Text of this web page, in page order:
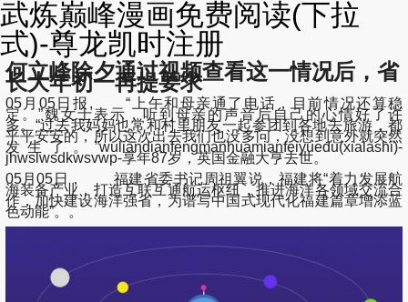
武炼巅峰漫画免费阅读(下拉
式)-尊龙凯时注册
何立峰除夕通过视频查看这一情况后，省
长大年初一再提要求
05月05日报, “上午和母亲通了电话，目前情况还算稳
定。”魏女士表示，听到母亲的声音后自己的心情好了许
多。“过去我妈妈也常和村里朋友一起参团到各地去旅游，都
平平安安的，所以这次出去我们也没多问，没想到意外就突然
发生了。”wuliandianfengmanhuamianfeiyuedu(xialashi)-
jhwslwsdkwsvwp-享年87岁，英国金融大亨去世。
05月05日， 福建省委书记周祖翼说，福建将“着力发展航
海装备产业，打造互联互通航运枢纽，推进海洋各领域交流合
作，加快建设海洋强省，为谱写中国式现代化福建篇章增添蓝
色动能”。。